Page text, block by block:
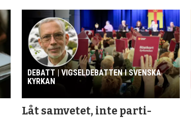
DEBATT | VIGSELDEBATTEN I SVENSKA
KYRKAN
Låt samvetet, inte parti­